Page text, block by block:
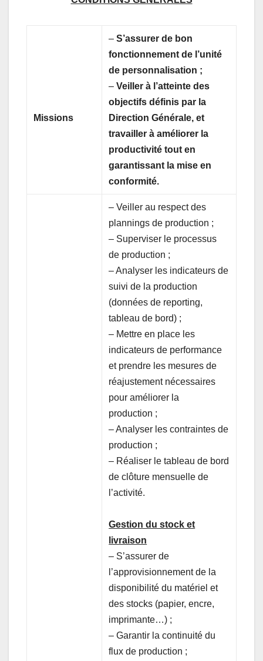
Missions
–S’assurer de bon
fonctionnement de l’unité
de personnalisation ;
–Veiller à l’atteinte des
objectifs définis par la
Direction Générale, et
travailler à améliorer la
productivité tout en
garantissant la mise en
conformité.
– Veiller au respect des
plannings de production ;
– Superviser le processus
de production ;
– Analyser les indicateurs de
suivi de la production
(données de reporting,
tableau de bord) ;
– Mettre en place les
indicateurs de performance
et prendre les mesures de
réajustement nécessaires
pour améliorer la
production ;
– Analyser les contraintes de
production ;
– Réaliser le tableau de bord
de clôture mensuelle de
l’activité.
Gestion du stock et
livraison
– S’assurer de
l’approvisionnement de la
disponibilité du matériel et
des stocks (papier, encre,
imprimante…) ;
– Garantir la continuité du
flux de production ;